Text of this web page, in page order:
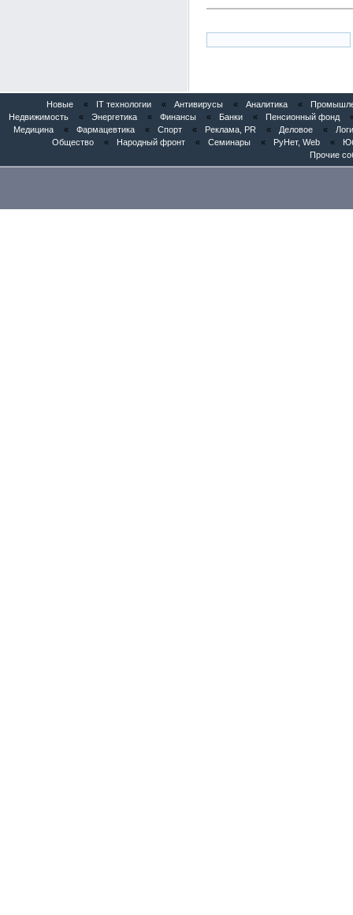
Новые « IT технологии « Антивирусы « Аналитика «
Недвижимость
« Энергетика « Финансы « Банки « Пенсионный фонд
Медицина
« Фармацевтика « Спорт « Реклама, PR « Деловое «
Общество
« Народный фронт « Семинары « РуНет, Web «
Прочие